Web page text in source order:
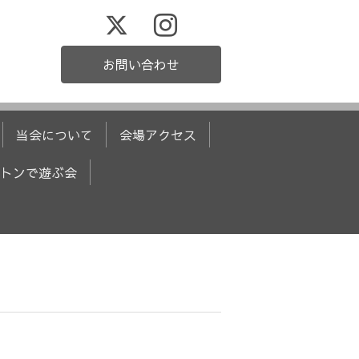
お問い合わせ
当会について 会場アクセス
ンで遊ぶ会